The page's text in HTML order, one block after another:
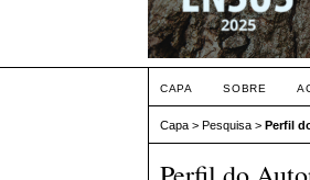
CAPA SOBRE
Capa >Pesquisa >Perfil